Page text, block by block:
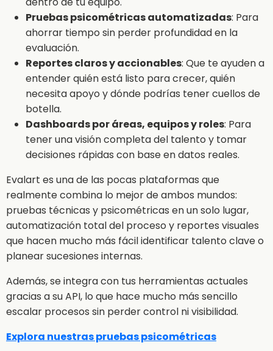
Pruebas psicométricas automatizadas: Para
ahorrar tiempo sin perder profundidad en la
evaluación.
Reportes claros y accionables: Que te ayuden a
entender quién está listo para crecer, quién
necesita apoyo y dónde podrías tener cuellos de
botella.
Dashboards por áreas, equipos y roles: Para
tener una visión completa del talento y tomar
decisiones rápidas con base en datos reales.
Evalart es una de las pocas plataformas que
realmente combina lo mejor de ambos mundos:
pruebas técnicas y psicométricas en un solo lugar,
automatización total del proceso y reportes visuales
que hacen mucho más fácil identificar talento clave o
planear sucesiones internas.
Además, se integra con tus herramientas actuales
gracias a su API, lo que hace mucho más sencillo
escalar procesos sin perder control ni visibilidad.
Explora nuestras pruebas psicométricas